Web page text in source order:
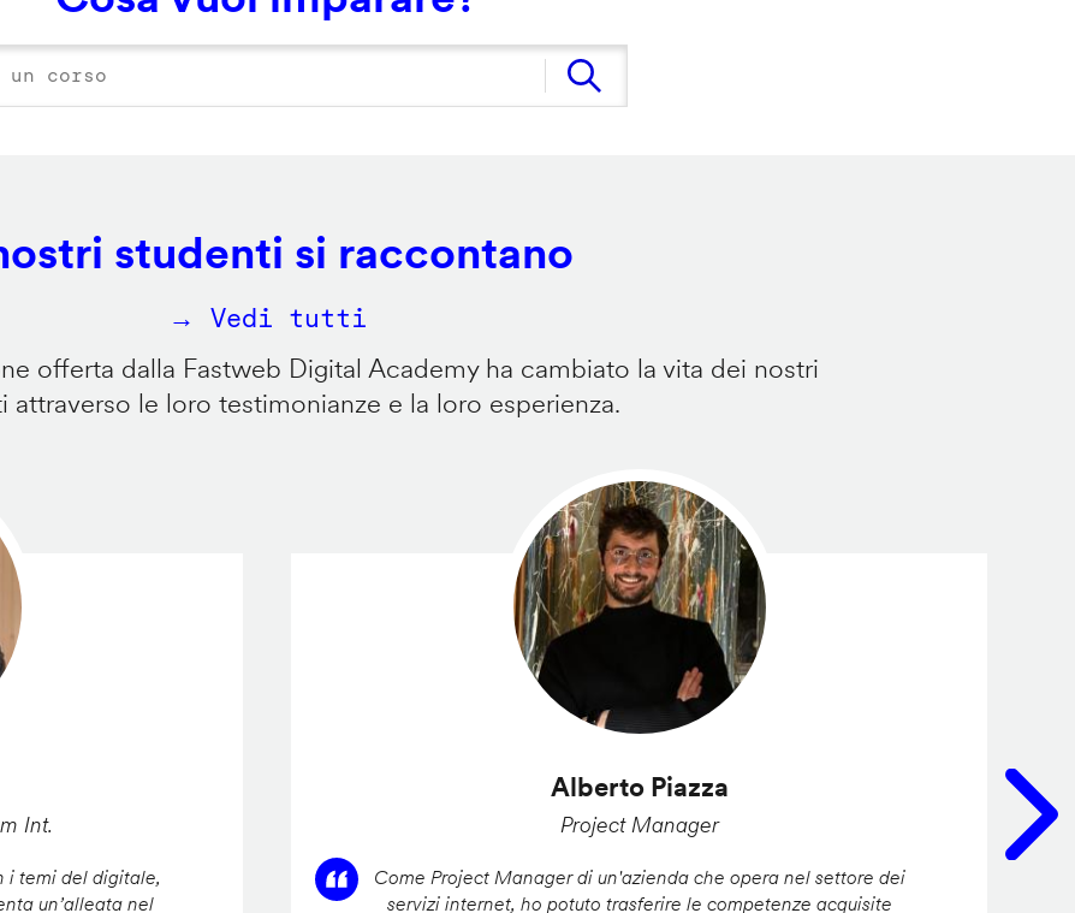
studenti si raccontano
→ Vedi tutti
offerta dalla Fastweb Digital Academy ha cambiato la vita dei nostri
attraverso le loro testimonianze e la loro esperienza.
Int.
i temi del digitale,
un’alleata nel
Alberto Piazza
Project Manager
Come Project Manager di un'azienda che opera nel settore dei
servizi internet, ho potuto trasferire le competenze acquisite